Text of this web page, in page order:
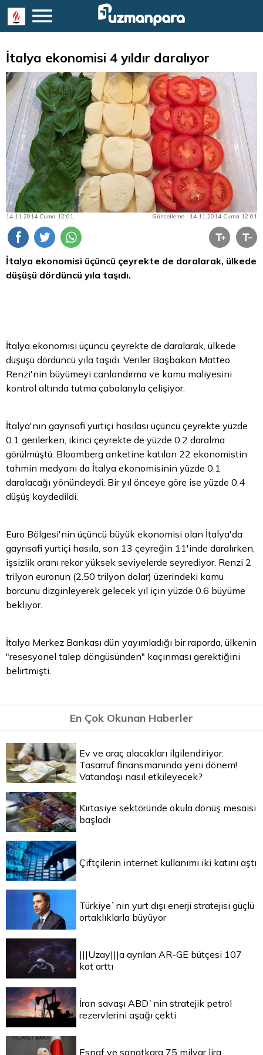
İtalya ekonomisi 4 yıldır daralıyor
14.11.2014 Cuma 12:01 Güncelleme : 14.11.2014 Cuma 12:01
İtalya ekonomisi üçüncü çeyrekte de daralarak, ülkede
düşüşü dördüncü yıla taşıdı.
İtalya ekonomisi üçüncü çeyrekte de daralarak, ülkede
düşüşü dördüncü yıla taşıdı. Veriler Başbakan Matteo
Renzi'nin büyümeyi canlandırma ve kamu maliyesini
kontrol altında tutma çabalarıyla çelişiyor.
İtalya'nın gayrısafi yurtiçi hasılası üçüncü çeyrekte yüzde
0.1 gerilerken, ikinci çeyrekte de yüzde 0.2 daralma
görülmüştü. Bloomberg anketine katılan 22 ekonomistin
tahmin medyanı da İtalya ekonomisinin yüzde 0.1
daralacağı yönündeydi. Bir yıl önceye göre ise yüzde 0.4
düşüş kaydedildi.
Euro Bölgesi'nin üçüncü büyük ekonomisi olan İtalya'da
gayrısafi yurtiçi hasıla, son 13 çeyreğin 11'inde daralırken,
işsizlik oranı rekor yüksek seviyelerde seyrediyor. Renzi 2
trilyon euronun (2.50 trilyon dolar) üzerindeki kamu
borcunu dizginleyerek gelecek yıl için yüzde 0.6 büyüme
bekliyor.
İtalya Merkez Bankası dün yayımladığı bir raporda, ülkenin
"resesyonel talep döngüsünden" kaçınması gerektiğini
belirtmişti.
En Çok Okunan Haberler
Ev ve araç alacakları ilgilendiriyor:
Tasarruf finansmanında yeni dönem!
Vatandaşı nasıl etkileyecek?
Kırtasiye sektöründe okula dönüş mesaisi
başladı
Çiftçilerin internet kullanımı iki katını aştı
Türkiye`nin yurt dışı enerji stratejisi güçlü
ortaklıklarla büyüyor
|||Uzay|||a ayrılan AR-GE bütçesi 107
kat arttı
İran savaşı ABD`nin stratejik petrol
rezervlerini aşağı çekti
Esnaf ve sanatkara 75 milyar lira